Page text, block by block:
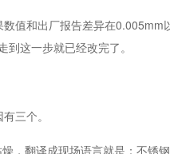
值和出厂报告差异在0.005mm
这一步就已经改完了。
三个。
，翻译成现场语言就是：不锈